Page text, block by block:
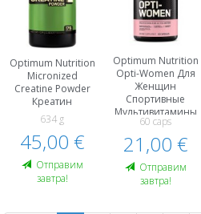
Optimum Nutrition
Micronized
Creatine Powder
Креатин
634 g
45,00 €
Oтправим
завтра!
Optimum Nutrition
Opti-Women Для
Женщин
Спортивные
Мультивитамины
60 caps
21,00 €
Oтправим
завтра!